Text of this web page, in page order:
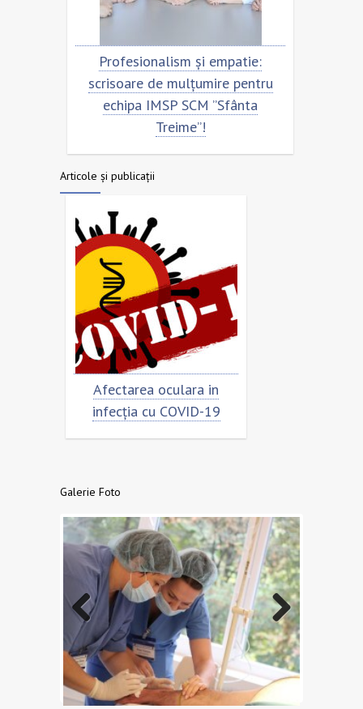
Profesionalism și empatie:
scrisoare de mulțumire pentru
echipa IMSP SCM ”Sfânta
Scrisoare de
echipa SCM
Articole și publicații
Afectarea oculara in
infecția cu COVID-19
Galerie Foto
Previo
us
Next